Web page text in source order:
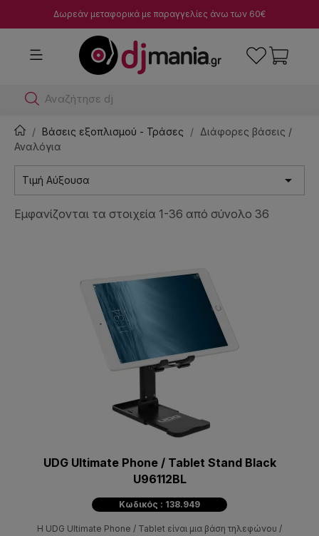
Δωρεάν μεταφορικά με παραγγελίες άνω των 60€
Αναζήτησε dj μίκτες
Βάσεις εξοπλισμού - Τράσες
Διάφορες βάσεις /
Αναλόγια
Τιμή Αύξουσα 
Εμφανίζονται τα στοιχεία 1-36 από σύνολο 36
UDG Ultimate Phone / Tablet Stand Black
U96112BL
Κωδικός : 138.949
Η UDG Ultimate Phone / Tablet είναι μια βάση τηλεφώνου /